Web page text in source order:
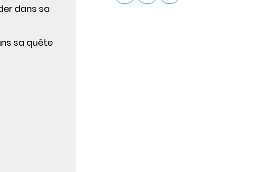
dans sa
sa quête